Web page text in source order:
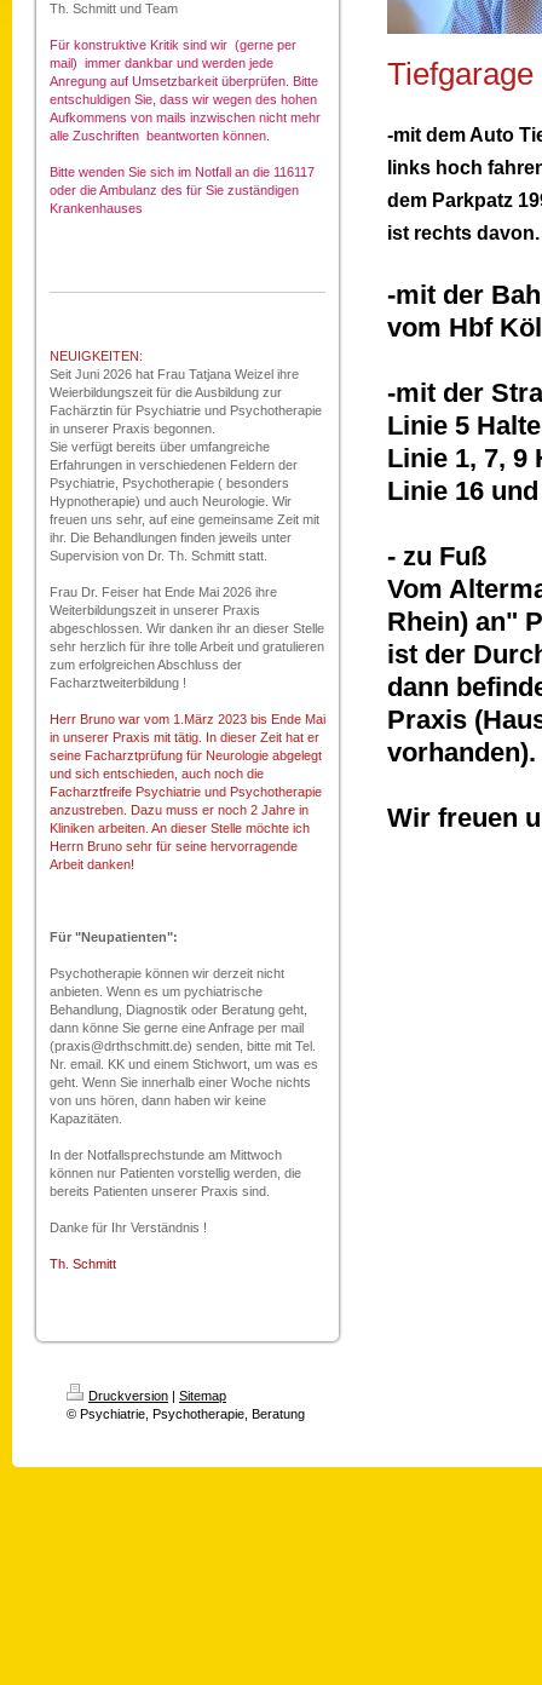
Th. Schmitt und Team
Für konstruktive Kritik sind wir (gerne per
mail) immer dankbar und werden jede
Anregung auf Umsetzbarkeit überprüfen. Bitte
entschuldigen Sie, dass wir wegen des hohen
Aufkommens von mails inzwischen nicht mehr
alle Zuschriften beantworten können.
Bitte wenden Sie sich im Notfall an die 116117
oder die Ambulanz des für Sie zuständigen
Krankenhauses
NEUIGKEITEN:
Seit Juni 2026 hat Frau Tatjana Weizel ihre
Weierbildungszeit für die Ausbildung zur
Fachärztin für Psychiatrie und Psychotherapie
in unserer Praxis begonnen.
Sie verfügt bereits über umfangreiche
Erfahrungen in verschiedenen Feldern der
Psychiatrie, Psychotherapie ( besonders
Hypnotherapie) und auch Neurologie. Wir
freuen uns sehr, auf eine gemeinsame Zeit mit
ihr. Die Behandlungen finden jeweils unter
Supervision von Dr. Th. Schmitt statt.
Frau Dr. Feiser hat Ende Mai 2026 ihre
Weiterbildungszeit in unserer Praxis
abgeschlossen. Wir danken ihr an dieser Stelle
sehr herzlich für ihre tolle Arbeit und gratulieren
zum erfolgreichen Abschluss der
Facharztweiterbildung !
Herr Bruno war vom 1.März 2023 bis Ende Mai
in unserer Praxis mit tätig. In dieser Zeit hat er
seine Facharztprüfung für Neurologie abgelegt
und sich entschieden, auch noch die
Facharztfreife Psychiatrie und Psychotherapie
anzustreben. Dazu muss er noch 2 Jahre in
Kliniken arbeiten. An dieser Stelle möchte ich
Herrn Bruno sehr für seine hervorragende
Arbeit danken!
Für "Neupatienten":
Psychotherapie können wir derzeit nicht
anbieten. Wenn es um pychiatrische
Behandlung, Diagnostik oder Beratung geht,
dann könne Sie gerne eine Anfrage per mail
(praxis@drthschmitt.de) senden, bitte mit Tel.
Nr. email. KK und einem Stichwort, um was es
geht. Wenn Sie innerhalb einer Woche nichts
von uns hören, dann haben wir keine
Kapazitäten.
In der Notfallsprechstunde am Mittwoch
können nur Patienten vorstellig werden, die
bereits Patienten unserer Praxis sind.
Danke für Ihr Verständnis !
Th. Schmitt
-mit dem Auto
links hoch
dem Parkpatz
ist rechts davon.
-mit der
vom Hbf
-mit der
Linie 5
Linie 1, 7, 9
Linie 16
- zu Fuß
Vom
Rhein) an"
ist der
dann
Praxis
vorhanden).
Wir freuen
Druckversion | Sitemap
© Psychiatrie, Psychotherapie, Beratung